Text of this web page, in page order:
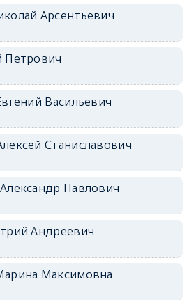
Арсентьевич
Петрович
Васильевич
Станиславович
Павлович
Андреевич
Максимовна